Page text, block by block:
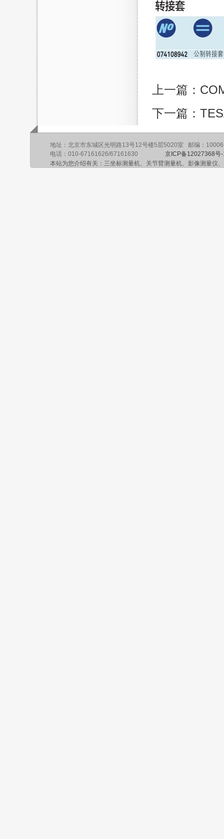
上一篇：
下一篇：
地址：北京市东城区光明路13号12号楼5层5020室 邮编：
电话：010-67161626/67161630 京ICP备12027368号
本站为您介绍有关：三坐标测量机、关节臂测量机、影像测量仪